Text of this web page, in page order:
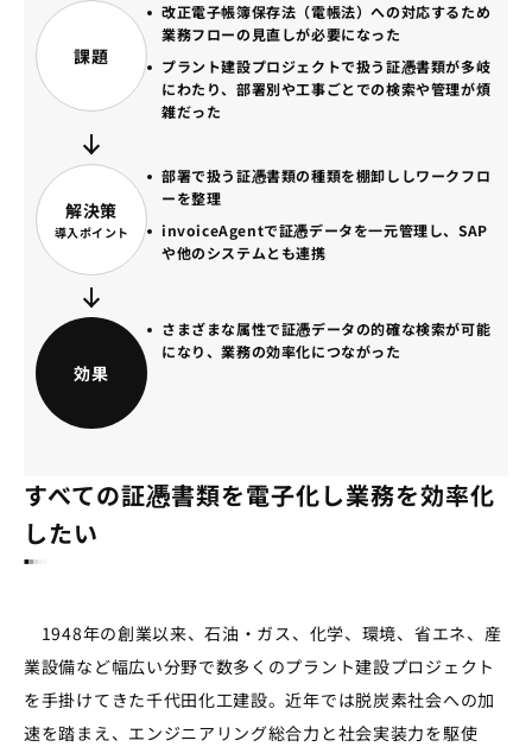
課題
改正電子帳簿保存法（電帳法）への対応するため
業務フローの見直しが必要になった
プラント建設プロジェクトで扱う証憑書類が多岐
にわたり、部署別や工事ごとでの検索や管理が煩
雑だった
解決策
導入ポイント
部署で扱う証憑書類の種類を棚卸ししワークフロ
ーを整理
invoiceAgentで証憑データを一元管理し、SAP
や他のシステムとも連携
効果
さまざまな属性で証憑データの的確な検索が可能
になり、業務の効率化につながった
すべての証憑書類を電子化し業務を効率化
したい
1948年の創業以来、石油・ガス、化学、環境、省エネ、産
業設備など幅広い分野で数多くのプラント建設プロジェクト
を手掛けてきた千代田化工建設。近年では脱炭素社会への加
速を踏まえ、エンジニアリング総合力と社会実装力を駆使